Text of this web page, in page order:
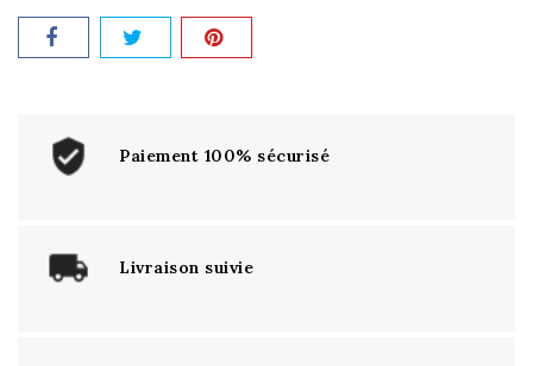
Paiement 100% sécurisé
Livraison suivie